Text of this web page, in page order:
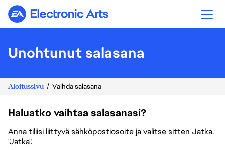
Electronic Arts
Unohtunut salasana
Aloitussivu Vaihda salasana
Haluatko vaihtaa salasanasi?
Anna tiliisi liittyvä sähköpostiosoite ja valitse sitten Jatka.
"Jatka".